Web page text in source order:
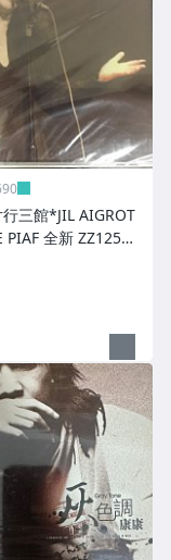
三館*JIL AIGROT
PIAF 全新 ZZ12526